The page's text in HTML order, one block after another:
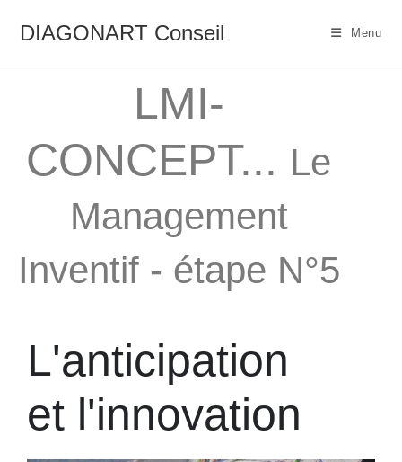
DIAGONART Conseil Menu
LMI-
CONCEPT... Le
Management
Inventif - étape N°5
L'anticipation
et l'innovation